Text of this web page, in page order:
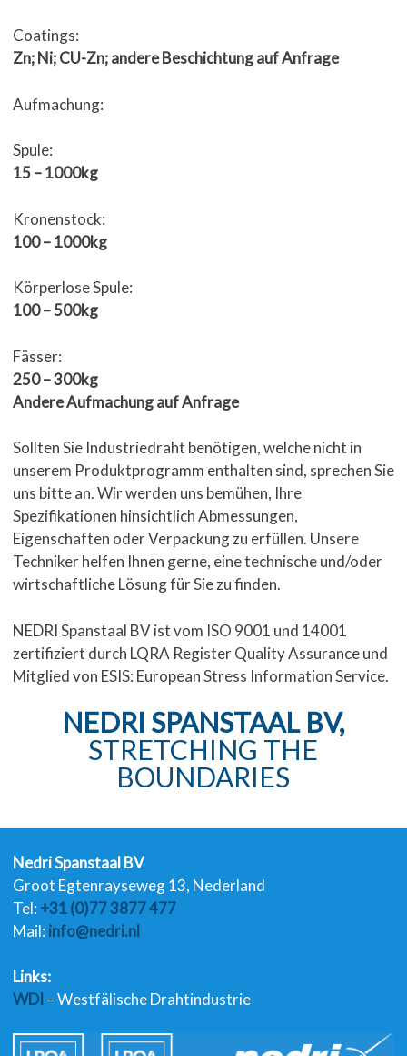
Coatings:
Zn; Ni; CU-Zn; andere Beschichtung auf Anfrage
Aufmachung:
Spule:
15 – 1000kg
Kronenstock:
100 – 1000kg
Körperlose Spule:
100 – 500kg
Fässer:
250 – 300kg
Andere Aufmachung auf Anfrage
Sollten Sie Industriedraht benötigen, welche nicht in
unserem Produktprogramm enthalten sind, sprechen Sie
uns bitte an. Wir werden uns bemühen, Ihre
Spezifikationen hinsichtlich Abmessungen,
Eigenschaften oder Verpackung zu erfüllen. Unsere
Techniker helfen Ihnen gerne, eine technische und/oder
wirtschaftliche Lösung für Sie zu finden.
NEDRI Spanstaal BV ist vom ISO 9001 und 14001
zertifiziert durch LQRA Register Quality Assuranceund
Mitglied von ESIS: European Stress Information Service.
NEDRI SPANSTAAL BV,
STRETCHING THE
BOUNDARIES
Nedri Spanstaal BV
Groot Egtenrayseweg 13, Nederland
Tel: +31 (0)77 3877 477
Mail: info@nedri.nl
Links:
WDI – Westfälische Drahtindustrie